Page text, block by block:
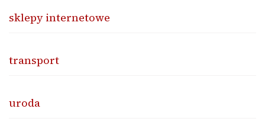
sklepy internetowe
transport
uroda